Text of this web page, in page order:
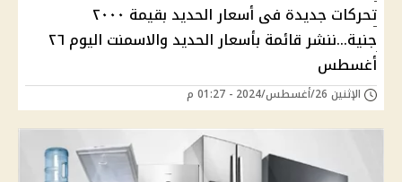
تحركات جديدة فى أسعار الحديد بقيمة ٢٠٠٠
جنية...ننشر قائمة بأسعار الحديد والاسمنت اليوم ٢٦
أغسطس
الإثنين 26/أغسطس/2024 - 01:27 م